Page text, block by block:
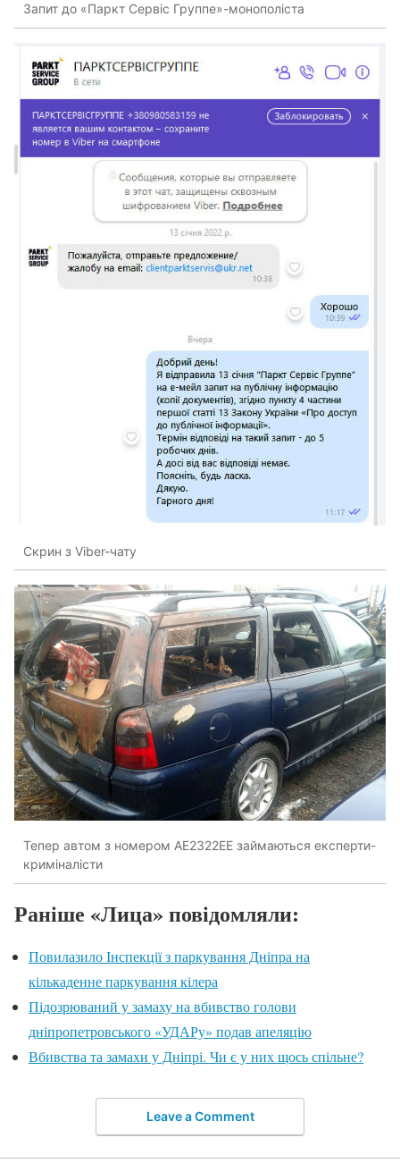
Запит до «Паркт Сервіс Группе»-монополіста
Скрин з Viber-чату
Тепер автом з номером АЕ2322ЕЕ займаються експерти-
криміналісти
Раніше «Лица» повідомляли:
Повилазило Інспекції з паркування Дніпра на
кількаденне паркування кілера
Підозрюваний у замаху на вбивство голови
дніпропетровського «УДАРу» подав апеляцію
Вбивства та замахи у Дніпрі. Чи є у них щось спільне?
Leave a Comment